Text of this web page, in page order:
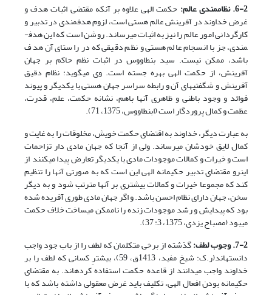
6-2. نظام­مندی عالم:
حکمت الهی علاوه بر آنکه مقتضی اثبات هدف و
غرض خداوند در آفرینش عالم هستی است، لزوم هدف­مندی در تدبیر و
کارگردانی امور عالم را نیز به اثبات می­رساند. روشن است که این هدف­
مندی، جز با انسجام عالم هستی و نظم دقیقی که در راستای آن هدف
باشد، ممکن نیست. سید بن­طاووس در اثبات نظم حاکم بر جهان
آفرینش، از حکمت الهی بهره جسته است. وی می­گوید: نظام دقیق
آفرینش و شگفتی­های آن و رابطه سراسر جهان هستی با یکدیگر و پیوند
فوائد و وجود­ باطنی و ظاهری آن­ها باهم، نشانه حکمت، علم، قدرت،
عظمت و کمال پروردگار است (ابن­طاووس، 1375، 71).
به عبارت دیگر، خداوند به اقتضای حکمت خویش، مخلوقات را به غایت و
کمال لایق خودشان می­رساند. ولی از آنجا که جهان مادی دار تزاحمات
است و خیرات و کمالات موجودات مادی با یکدیگر تعارض پیدا می­کنند از
این­رو مقتضای تدبیر حکیمانه الهی این است که به صورتی آن­ها را تنظیم
کند که مجموعا خیرات و کمالات بیشتری بر آن­ها مترتب شود و به دیگر
سخن، جهان دارای نظام احسن باشد. و اگر جهان مادی طوری آفریده شده
بود که پیدایش و رشد موجودات زنده را ناممکن می­ساخت خلاف حکمت
می­بود (مصباح یزدی، 1375، 3: 37).
7-2. وجوب لطف:
گذشته از برخی متکلمان که لطف را از باب جود واجب
دانسته­اند(ر.ک: شیخ مفید، 1413ق، 59)، بیشترِ کسانی که لطف را بر
خداوند واجب می­دانند از قاعده حکمت استفاده کرده­اند. به مقتضای
حکیمانه بودن افعال الهی، تکلیف باید غرض معقولی داشته باشد که با